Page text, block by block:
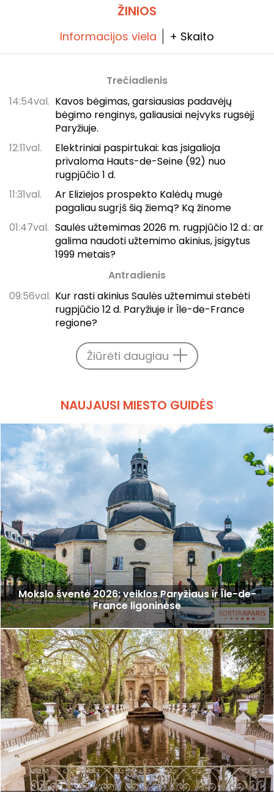
ŽINIOS
Informacijos viela + Skaito
Trečiadienis
14:54val. Kavos bėgimas, garsiausias padavėjų
bėgimo renginys, galiausiai neįvyks rugsėjį
Paryžiuje.
12:11val.
Elektriniai paspirtukai: kas įsigalioja
privaloma Hauts-de-Seine (92) nuo
rugpjūčio 1 d.
11:31val.
Ar Eliziejos prospekto Kalėdų mugė
pagaliau sugrįš šią žiemą? Ką žinome
01:47val. Saulės užtemimas 2026 m. rugpjūčio 12 d.: ar
galima naudoti užtemimo akinius, įsigytus
1999 metais?
Antradienis
09:56val. Kur rasti akinius Saulės užtemimui stebėti
rugpjūčio 12 d. Paryžiuje ir Île-de-France
regione?
Žiūrėti daugiau
NAUJAUSI MIESTO GUIDĖS
Mokslo šventė 2026: veiklos Paryžiaus ir Île-de-
France ligoninėse